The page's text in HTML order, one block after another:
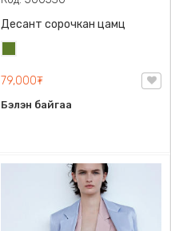
Десант сорочкан цамц
79,000₮
Бэлэн байгаа